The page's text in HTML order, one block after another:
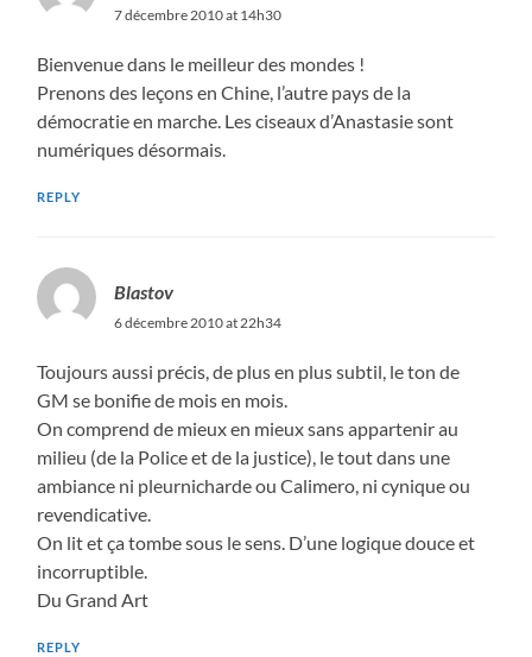
7 décembre 2010 at 14h30
Bienvenue dans le meilleur des mondes !
Prenons des leçons en Chine, l’autre pays de la
démocratie en marche. Les ciseaux d’Anastasie sont
numériques désormais.
REPLY
Blastov
6 décembre 2010 at 22h34
Toujours aussi précis, de plus en plus subtil, le ton de
GM se bonifie de mois en mois.
On comprend de mieux en mieux sans appartenir au
milieu (de la Police et de la justice), le tout dans une
ambiance ni pleurnicharde ou Calimero, ni cynique ou
revendicative.
On lit et ça tombe sous le sens. D’une logique douce et
incorruptible.
Du Grand Art
REPLY